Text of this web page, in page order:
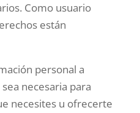
Como usuario
están
personal a
necesaria para
necesites u ofrecerte